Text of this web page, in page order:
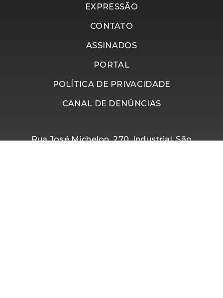
EXPRESSÃO
CONTATO
ASSINADOS
PORTAL
POLÍTICA DE PRIVACIDADE
CANAL DE DENÚNCIAS
Rua José Michelon, 270, Industrial, São